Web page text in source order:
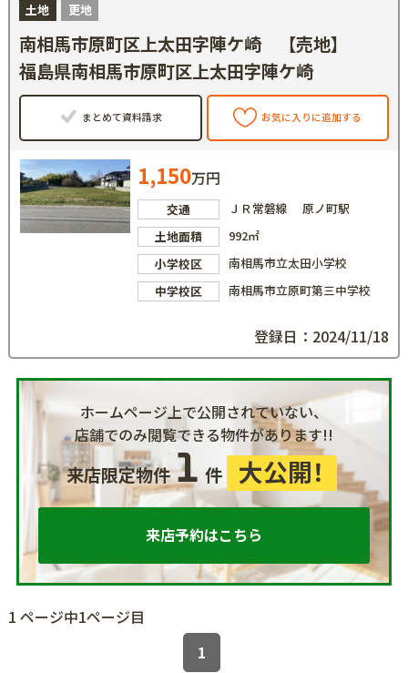
土地 更地
南相馬市原町区上太田字陣ケ崎 【売地】
福島県南相馬市原町区上太田字陣ケ崎
まとめて資料請求 お気に入りに追加する
1,150万円
交通
ＪＲ常磐線 原ノ町駅
土地面積
992㎡
小学校区
南相馬市立太田小学校
中学校区
南相馬市立原町第三中学校
登録日：2024/11/18
ホームページ上で公開されていない、
店舗でのみ閲覧できる物件があります!!
来店限定物件1 件 大公開！
来店予約はこちら
1 ページ中1ページ目
1